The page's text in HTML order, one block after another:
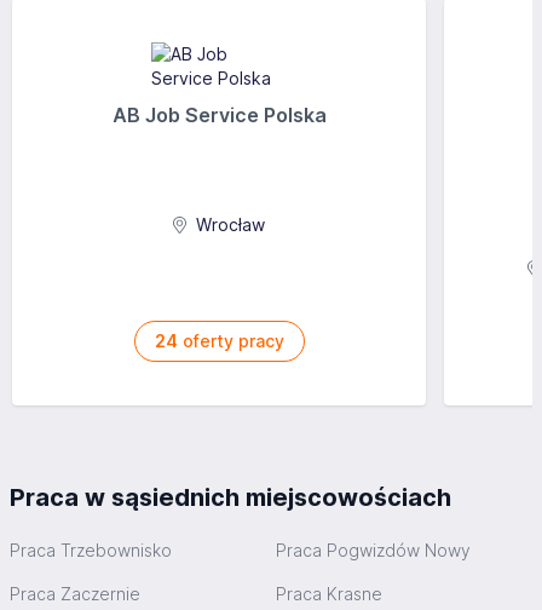
AB Job Service Polska
Wrocław
24 oferty pracy
Praca w sąsiednich miejscowościach
Praca Trzebownisko Praca Pogwizdów Nowy
Praca Zaczernie Praca Krasne